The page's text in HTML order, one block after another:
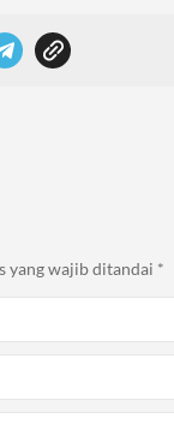
yang wajib ditandai *